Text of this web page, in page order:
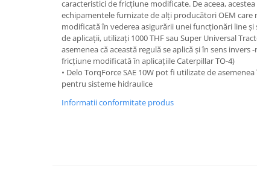
Intretinere & cosmetica auto
caracteristici de fricțiune modificate. De aceea,
echipamentele furnizate de alți producători OEM care
modificată în vederea asigurării unei funcționări line
de aplicații, utilizați 1000 THF sau Super Universal
asemenea că această regulă se aplică și în sens
fricțiune modificată în aplicațiile Caterpillar TO-4)
• Delo TorqForce SAE 10W pot fi utilizate de
pentru sisteme hidraulice
Informatii conformitate produs